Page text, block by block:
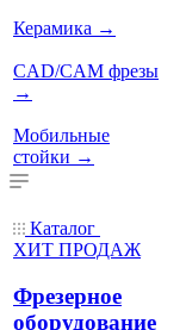
Керамика →
CAD/CAM фрезы
→
Мобильные
стойки →
Каталог
ХИТ ПРОДАЖ
Фрезерное
оборудование